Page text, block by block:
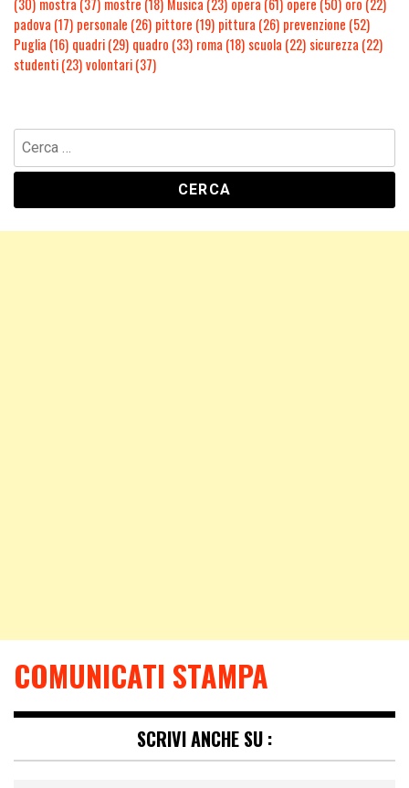
(30) mostra (37) mostre (18) Musica (23) opera (61) opere (50) oro (22)
padova (17) personale (26) pittore (19) pittura (26) prevenzione (52)
Puglia (16) quadri(29) quadro (33) roma (18) scuola (22) sicurezza (22)
studenti(23)volontari(37)
COMUNICATI STAMPA
SCRIVI ANCHE SU :